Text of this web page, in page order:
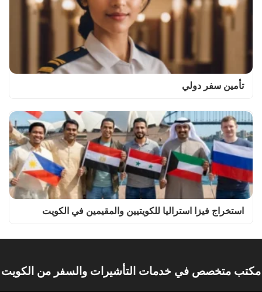
تأمين سفر دولي
استخراج فيزا استراليا للكويتيين والمقيمين في الكويت
مكتب متخصص في خدمات التأشيرات والسفر من الكويت